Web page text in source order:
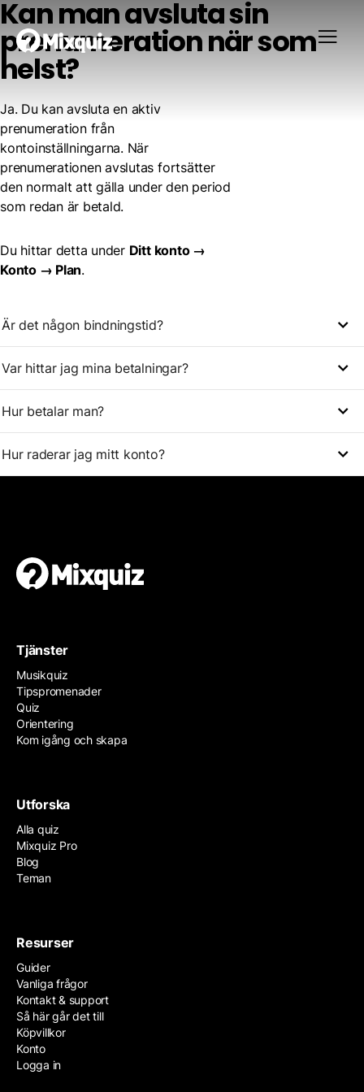
Kan man avsluta sin
prenumeration när som
helst?
Ja. Du kan avsluta en aktiv
prenumeration från
kontoinställningarna. När
prenumerationen avslutas fortsätter
den normalt att gälla under den period
som redan är betald.
Du hittar detta under Ditt konto →
Konto → Plan.
Är det någon bindningstid?
Var hittar jag mina betalningar?
Hur betalar man?
Hur raderar jag mitt konto?
Tjänster
Musikquiz
Tipspromenader
Quiz
Orientering
Kom igång och skapa
Utforska
Alla quiz
Mixquiz Pro
Blog
Teman
Resurser
Guider
Vanliga frågor
Kontakt & support
Så här går det till
Köpvillkor
Konto
Logga in